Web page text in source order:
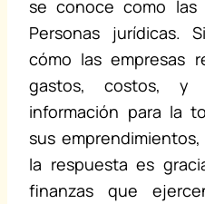
se conoce como las
Personas jurídicas.
cómo las empresas
gastos, costos, y
información para la
sus
la respuesta es
finanzas que